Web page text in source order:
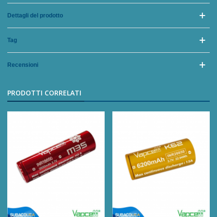
Dettagli del prodotto
Tag
Recensioni
PRODOTTI CORRELATI